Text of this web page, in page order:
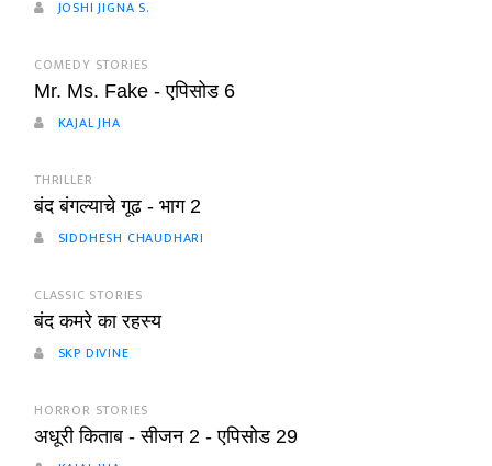
JOSHI JIGNA S.
COMEDY STORIES
Mr. Ms. Fake - एपिसोड 6
KAJAL JHA
THRILLER
बंद बंगल्याचे गूढ - भाग 2
SIDDHESH CHAUDHARI
CLASSIC STORIES
बंद कमरे का रहस्य
SKP DIVINE
HORROR STORIES
अधूरी किताब - सीजन 2 - एपिसोड 29